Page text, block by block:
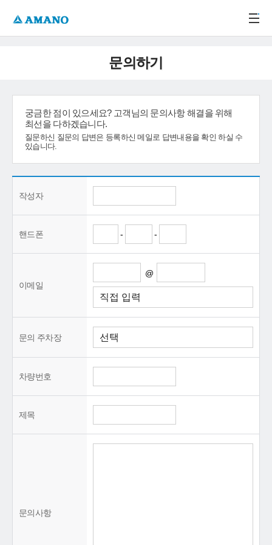
문의하기
궁금한 점이 있으세요? 고객님의 문의사항 해결을 위해
최선을 다하겠습니다.
질문하신 질문의 답변은 등록하신 메일로 답변내용을 확인 하실 수
있습니다.
작성자
핸드폰 - -
이메일
@
문의 주차장
차량번호
제목
문의사항